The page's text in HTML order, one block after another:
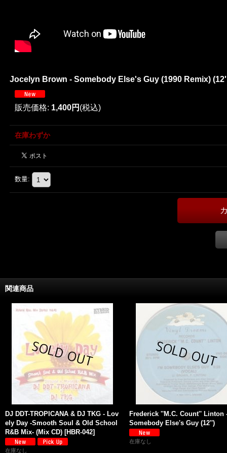
Jocelyn Brown - Somebody Else's Guy (1990 Remix)
販売価格: 1,400円 (税込)
在庫わずか
数量:
関連商品
DJ DDT-TROPICANA & DJ TKG - Lov
ely Day -Smooth Soul & Old School
R&B Mix- (Mix CD) [HBR-042]
在庫なし
Frederick ''M.C. Count'' Linton
Somebody Else's Guy (12'')
在庫なし